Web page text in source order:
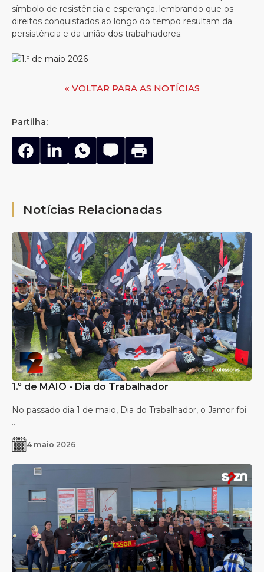
símbolo de resistência e esperança, lembrando que os
direitos conquistados ao longo do tempo resultam da
persistência e da união dos trabalhadores.
« VOLTAR PARA AS NOTÍCIAS
Partilha:
Notícias Relacionadas
1.º de MAIO - Dia do Trabalhador
No passado dia 1 de maio, Dia do Trabalhador, o Jamor foi
...
4 maio 2026